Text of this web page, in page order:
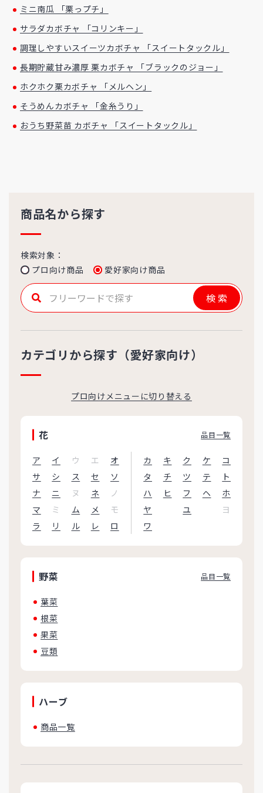
ミニ南瓜 「栗っプチ」
サラダカボチャ 「コリンキー」
調理しやすいスイーツカボチャ 「スイートタックル」
長期貯蔵甘み濃厚 栗カボチャ 「ブラックのジョー」
ホクホク栗カボチャ 「メルヘン」
そうめんカボチャ 「金糸うり」
おうち野菜苗 カボチャ 「スイートタックル」
商品名から探す
検索対象：
プロ向け商品
愛好家向け商品
検索
カテゴリから探す（愛好家向け）
プロ向けメニューに切り替える
花 品目一覧
ア イ ウ エ オ カ キ ク ケ
コ
サ
シ ス セ ソ タ チ ツ テ
ト
ナ
ニ ヌ ネ ノ ハ ヒ フ ヘ
ホ
マ
ミ ム メ モ ヤ ユ
ヨ
ラ
リ ル レ ロ ワ
野菜 品目一覧
葉菜
根菜
果菜
豆類
ハーブ
商品一覧